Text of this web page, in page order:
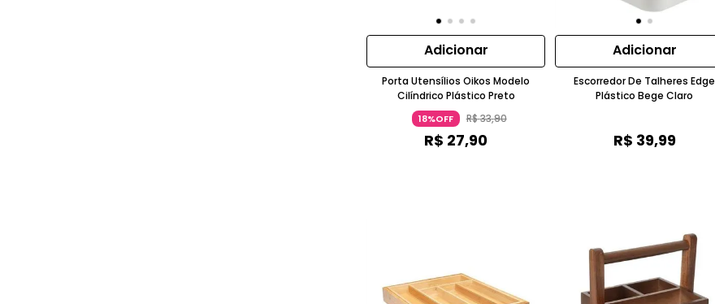
Adicionar
Porta Utensílios Oikos Modelo
Cilíndrico Plástico Preto
18%OFF R$33,90
R$ 27,90
Adicionar
Escorredor De Talheres Edge
Plástico Bege Claro
R$ 39,99